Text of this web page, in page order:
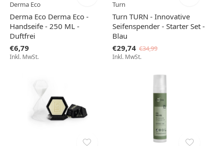
Derma Eco
Derma Eco Derma Eco -
Handseife - 250 ML -
Duftfrei
€6,79
Inkl. MwSt.
Turn
Turn TURN - Innovative
Seifenspender - Starter Set -
Blau
€29,74 €34,99
Inkl. MwSt.